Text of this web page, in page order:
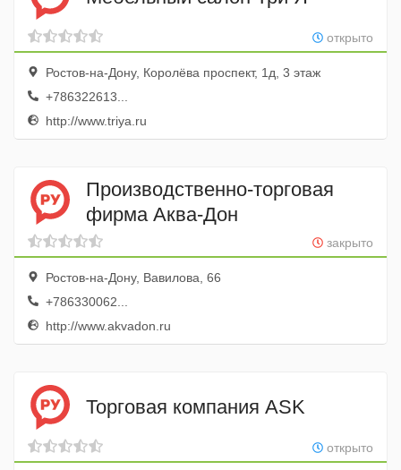
открыто
Ростов-на-Дону, Королёва проспект, 1д, 3 этаж
+786322613...
http://www.triya.ru
Производственно-торговая
фирма Аква-Дон
закрыто
Ростов-на-Дону, Вавилова, 66
+786330062...
http://www.akvadon.ru
Торговая компания ASK
открыто